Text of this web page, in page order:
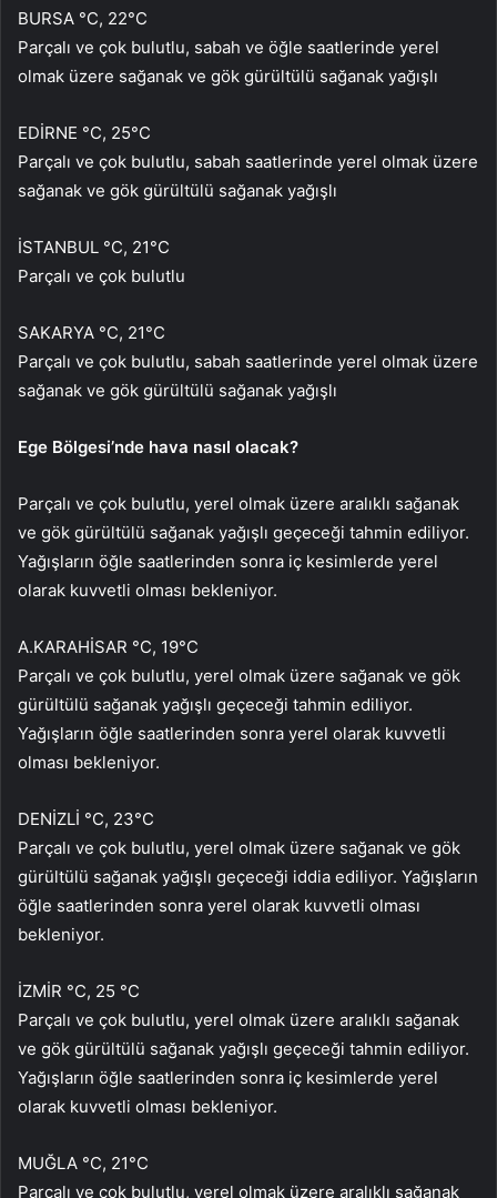
BURSA °C, 22°C
Parçalı ve çok bulutlu, sabah ve öğle saatlerinde yerel
olmak üzere sağanak ve gök gürültülü sağanak yağışlı
EDİRNE °C, 25°C
Parçalı ve çok bulutlu, sabah saatlerinde yerel olmak üzere
sağanak ve gök gürültülü sağanak yağışlı
İSTANBUL °C, 21°C
Parçalı ve çok bulutlu
SAKARYA °C, 21°C
Parçalı ve çok bulutlu, sabah saatlerinde yerel olmak üzere
sağanak ve gök gürültülü sağanak yağışlı
Ege Bölgesi’nde hava nasıl olacak?
Parçalı ve çok bulutlu, yerel olmak üzere aralıklı sağanak
ve gök gürültülü sağanak yağışlı geçeceği tahmin ediliyor.
Yağışların öğle saatlerinden sonra iç kesimlerde yerel
olarak kuvvetli olması bekleniyor.
A.KARAHİSAR °C, 19°C
Parçalı ve çok bulutlu, yerel olmak üzere sağanak ve gök
gürültülü sağanak yağışlı geçeceği tahmin ediliyor.
Yağışların öğle saatlerinden sonra yerel olarak kuvvetli
olması bekleniyor.
DENİZLİ °C, 23°C
Parçalı ve çok bulutlu, yerel olmak üzere sağanak ve gök
gürültülü sağanak yağışlı geçeceği iddia ediliyor. Yağışların
öğle saatlerinden sonra yerel olarak kuvvetli olması
bekleniyor.
İZMİR °C, 25 °C
Parçalı ve çok bulutlu, yerel olmak üzere aralıklı sağanak
ve gök gürültülü sağanak yağışlı geçeceği tahmin ediliyor.
Yağışların öğle saatlerinden sonra iç kesimlerde yerel
olarak kuvvetli olması bekleniyor.
MUĞLA °C, 21°C
Parçalı ve çok bulutlu, yerel olmak üzere aralıklı sağanak